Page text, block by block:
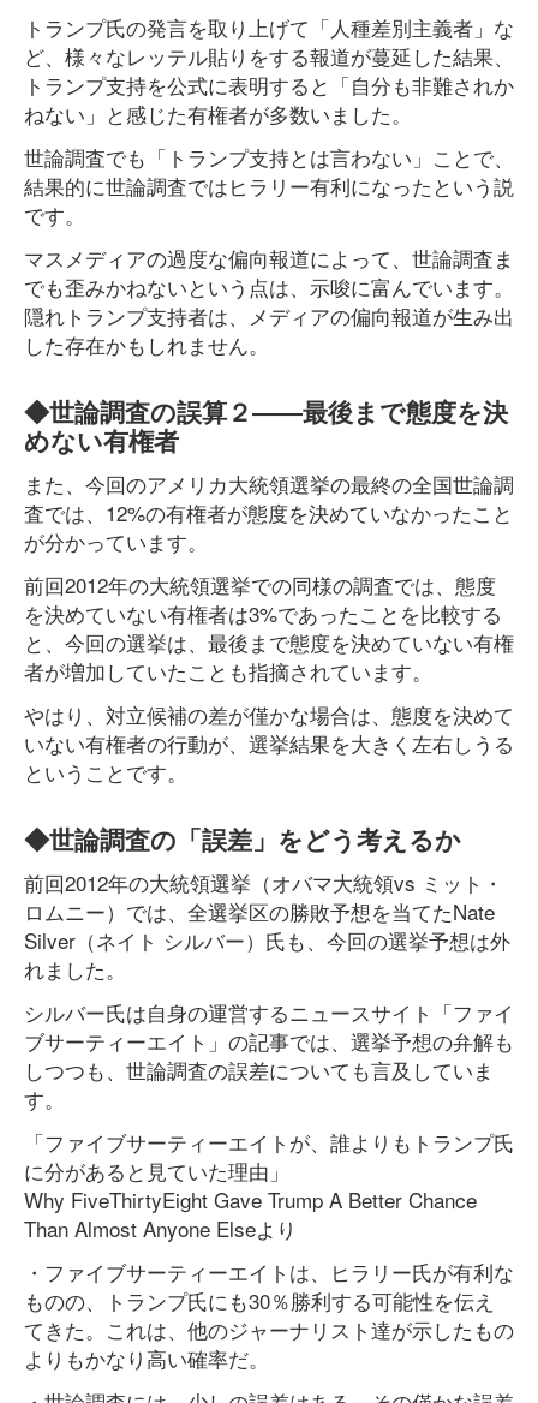
トランプ氏の発言を取り上げて「人種差別主義者」な
ど、様々なレッテル貼りをする報道が蔓延した結果、
トランプ支持を公式に表明すると「自分も非難されか
ねない」と感じた有権者が多数いました。
世論調査でも「トランプ支持とは言わない」ことで、
結果的に世論調査ではヒラリー有利になったという説
です。
マスメディアの過度な偏向報道によって、世論調査ま
でも歪みかねないという点は、示唆に富んでいます。
隠れトランプ支持者は、メディアの偏向報道が生み出
した存在かもしれません。
◆世論調査の誤算２――最後まで態度を決
めない有権者
また、今回のアメリカ大統領選挙の最終の全国世論調
査では、12%の有権者が態度を決めていなかったこと
が分かっています。
前回2012年の大統領選挙での同様の調査では、態度
を決めていない有権者は3%であったことを比較する
と、今回の選挙は、最後まで態度を決めていない有権
者が増加していたことも指摘されています。
やはり、対立候補の差が僅かな場合は、態度を決めて
いない有権者の行動が、選挙結果を大きく左右しうる
ということです。
◆世論調査の「誤差」をどう考えるか
前回2012年の大統領選挙（オバマ大統領vs ミット・
ロムニー）では、全選挙区の勝敗予想を当てたNate
Silver（ネイト シルバー）氏も、今回の選挙予想は外
れました。
シルバー氏は自身の運営するニュースサイト「ファイ
ブサーティーエイト」の記事では、選挙予想の弁解も
しつつも、世論調査の誤差についても言及していま
す。
「ファイブサーティーエイトが、誰よりもトランプ氏
に分があると見ていた理由」
Why FiveThirtyEight Gave Trump A Better Chance
Than Almost Anyone Elseより
・ファイブサーティーエイトは、ヒラリー氏が有利な
ものの、トランプ氏にも30％勝利する可能性を伝え
てきた。これは、他のジャーナリスト達が示したもの
よりもかなり高い確率だ。